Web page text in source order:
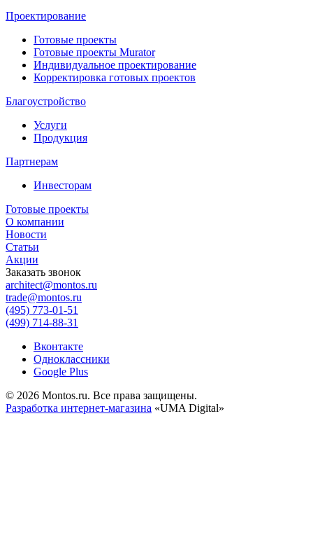
Проектирование
Готовые проекты
Готовые проекты Murator
Индивидуальное проектирование
Корректировка готовых проектов
Благоустройство
Услуги
Продукция
Партнерам
Инвесторам
Готовые проекты
О компании
Новости
Статьи
Акции
Заказать звонок
architect@montos.ru
trade@montos.ru
(495) 773-01-51
(499) 714-88-31
Вконтакте
Одноклассники
Google Plus
© 2026 Montos.ru. Все права защищены.
Разработка интернет-магазина «UMA Digital»